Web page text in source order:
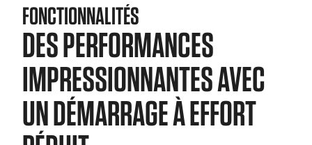
FONCTIONNALITÉS
DES PERFORMANCES
IMPRESSIONNANTES AVEC
UN DÉMARRAGE À EFFORT